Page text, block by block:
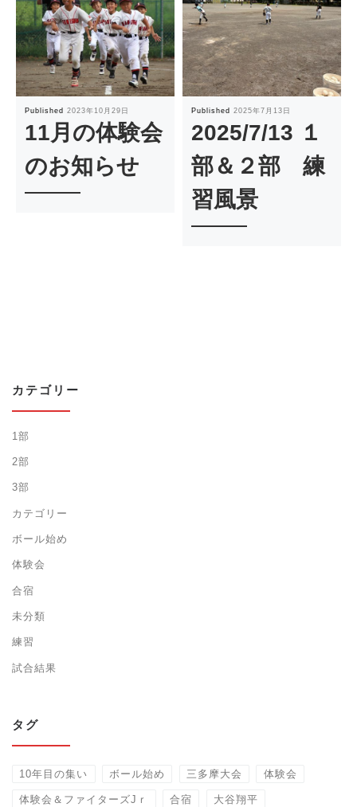
Published 2023年10月29日
11月の体験会
のお知らせ
Published 2025年7月13日
2025/7/13 １
部＆２部 練
習風景
カテゴリー
1部
2部
3部
カテゴリー
ボール始め
体験会
合宿
未分類
練習
試合結果
タグ
10年目の集い ボール始め 三多摩大会 体験会
体験会＆ファイターズJｒ 合宿 大谷翔平